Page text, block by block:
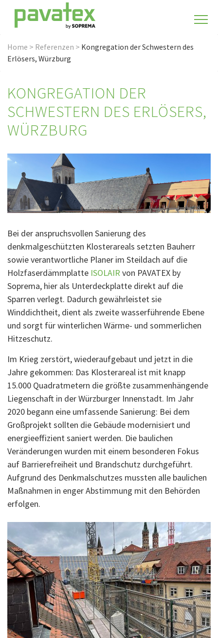
Home > Referenzen > Kongregation der Schwestern des
Erlösers, Würzburg
KONGREGATION DER
SCHWESTERN DES ERLÖSERS,
WÜRZBURG
Bei der anspruchsvollen Sanierung des
denkmalgeschützten Klosterareals setzten Bauherr
sowie verantwortliche Planer im Steildach auf die
Holzfaserdämmplatte ISOLAIR von PAVATEX by
Soprema, hier als Unterdeckplatte direkt auf die
Sparren verlegt. Dadurch gewährleistet sie
Winddichtheit, dient als zweite wasserführende Ebene
und sorgt für winterlichen Wärme- und sommerlichen
Hitzeschutz.
Im Krieg zerstört, wiederaufgebaut und jetzt in die
Jahre gekommen: Das Klosterareal ist mit knapp
15.000 Quadratmetern die größte zusammenhängende
Liegenschaft in der Würzburger Innenstadt. Im Jahr
2020 begann eine umfassende Sanierung: Bei dem
Großprojekt sollten die Gebäude modernisiert und
energieeffizient saniert werden. Die baulichen
Veränderungen wurden mit einem besonderen Fokus
auf Barrierefreiheit und Brandschutz durchgeführt.
Aufgrund des Denkmalschutzes mussten alle baulichen
Maßnahmen in enger Abstimmung mit den Behörden
erfolgen.